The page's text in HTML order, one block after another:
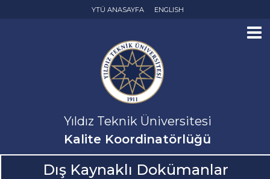
YTÜ ANASAYFA ENGLISH
Yıldız Teknik Üniversitesi
Kalite Koordinatörlüğü
Dış Kaynaklı Dokümanlar